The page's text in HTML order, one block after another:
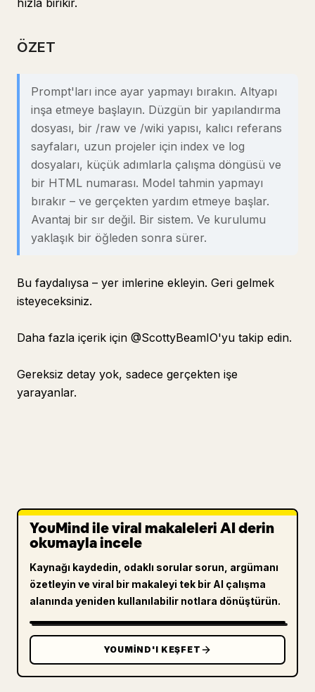
hızla birikir.
ÖZET
Prompt'ları ince ayar yapmayı bırakın. Altyapı
inşa etmeye başlayın. Düzgün bir yapılandırma
dosyası, bir /raw ve /wiki yapısı, kalıcı referans
sayfaları, uzun projeler için index ve log
dosyaları, küçük adımlarla çalışma döngüsü ve
bir HTML numarası. Model tahmin yapmayı
bırakır – ve gerçekten yardım etmeye başlar.
Avantaj bir sır değil. Bir sistem. Ve kurulumu
yaklaşık bir öğleden sonra sürer.
Bu faydalıysa – yer imlerine ekleyin. Geri gelmek
isteyeceksiniz.
Daha fazla içerik için @ScottyBeamIO'yu takip edin.
Gereksiz detay yok, sadece gerçekten işe
yarayanlar.
YouMind ile viral makaleleri AI derin
okumayla incele
Kaynağı kaydedin, odaklı sorular sorun, argümanı
özetleyin ve viral bir makaleyi tek bir AI çalışma
alanında yeniden kullanılabilir notlara dönüştürün.
YOUMIND'I KEŞFET